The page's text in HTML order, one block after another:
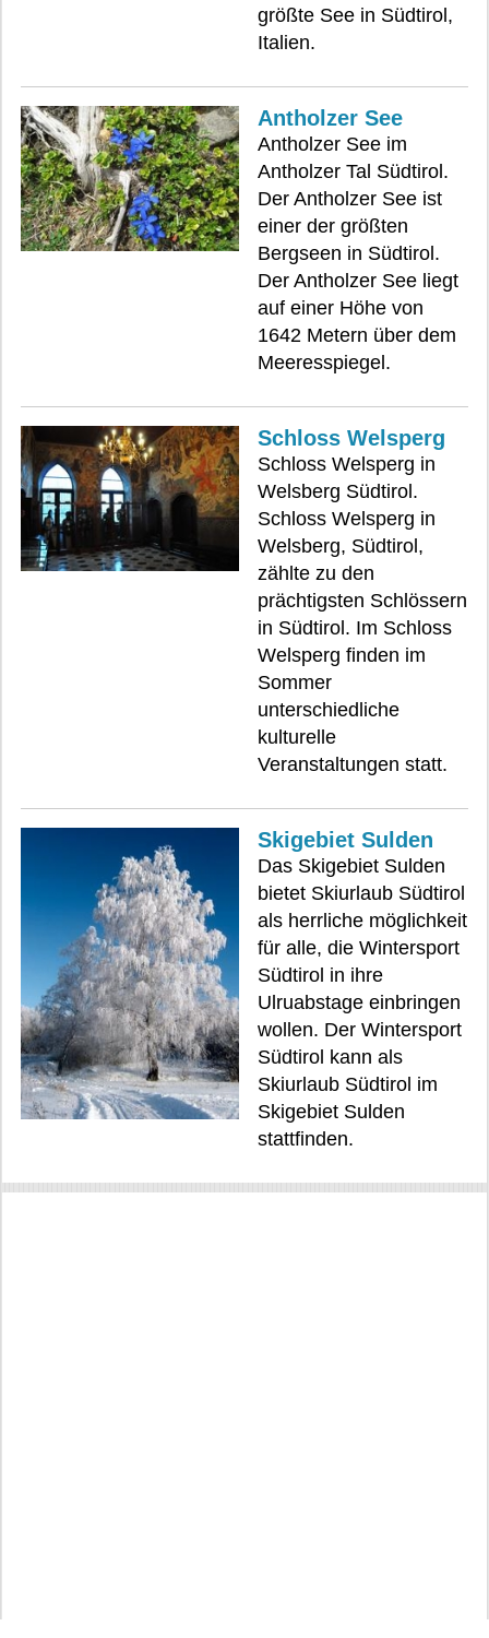
größte See in Südtirol,
Italien.
Antholzer See
Antholzer See im
Antholzer Tal Südtirol.
Der Antholzer See ist
einer der größten
Bergseen in Südtirol.
Der Antholzer See liegt
auf einer Höhe von
1642 Metern über dem
Meeresspiegel.
Schloss Welsperg
Schloss Welsperg in
Welsberg Südtirol.
Schloss Welsperg in
Welsberg, Südtirol,
zählte zu den
prächtigsten Schlössern
in Südtirol. Im Schloss
Welsperg finden im
Sommer
unterschiedliche
kulturelle
Veranstaltungen statt.
Skigebiet Sulden
Das Skigebiet Sulden
bietet Skiurlaub Südtirol
als herrliche möglichkeit
für alle, die Wintersport
Südtirol in ihre
Ulruabstage einbringen
wollen. Der Wintersport
Südtirol kann als
Skiurlaub Südtirol im
Skigebiet Sulden
stattfinden.